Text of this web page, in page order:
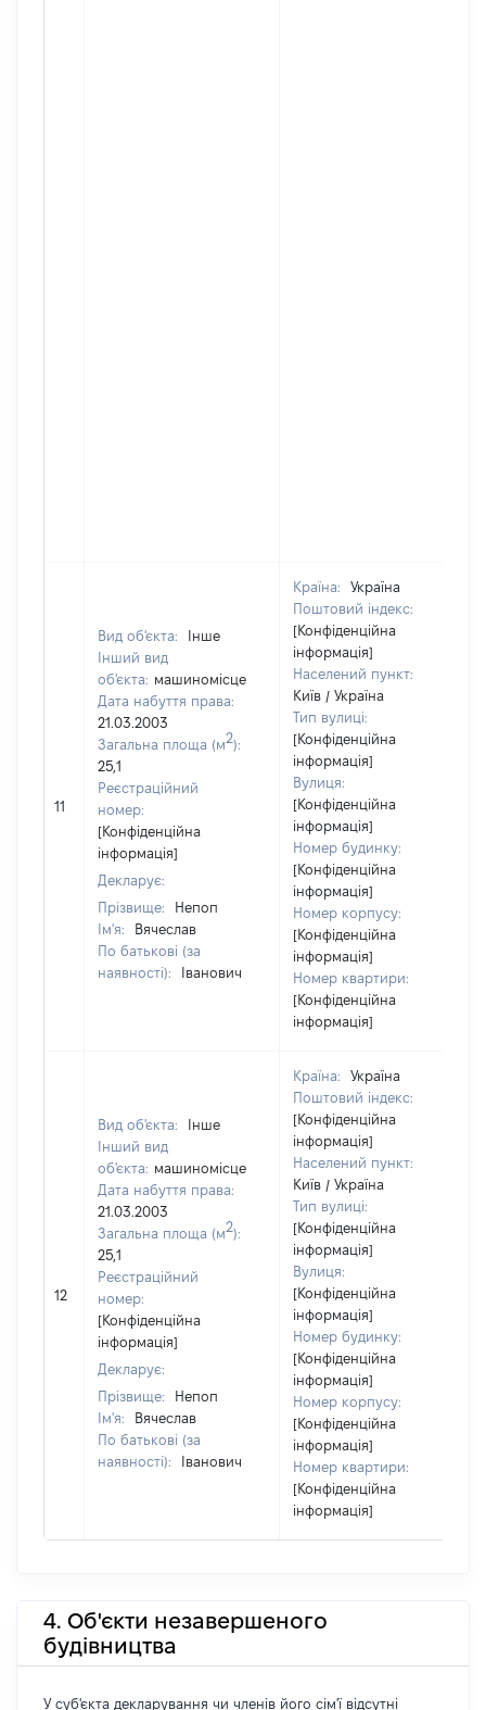
11
Вид об'єкта:
Інше
Інший вид
об'єкта: машиномісце
Дата набуття права:
21.03.2003
Загальна площа (м2):
25,1
Реєстраційний
номер:
[Конфіденційна
інформація]
Декларує:
Прізвище:
Непоп
Ім'я:
Вячеслав
По батькові (за
наявності):
Іванович
Країна:
Україна
Поштовий індекс:
[Конфіденційна
інформація]
Населений пункт:
Київ / Україна
Тип вулиці:
[Конфіденційна
інформація]
Вулиця:
[Конфіденційна
інформація]
Номер будинку:
[Конфіденційна
інформація]
Номер корпусу:
[Конфіденційна
інформація]
Номер квартири:
[Конфіденційна
інформація]
12
Вид об'єкта:
Інше
Інший вид
об'єкта: машиномісце
Дата набуття права:
21.03.2003
Загальна площа (м2):
25,1
Реєстраційний
номер:
[Конфіденційна
інформація]
Декларує:
Прізвище:
Непоп
Ім'я:
Вячеслав
По батькові (за
наявності):
Іванович
Країна:
Україна
Поштовий індекс:
[Конфіденційна
інформація]
Населений пункт:
Київ / Україна
Тип вулиці:
[Конфіденційна
інформація]
Вулиця:
[Конфіденційна
інформація]
Номер будинку:
[Конфіденційна
інформація]
Номер корпусу:
[Конфіденційна
інформація]
Номер квартири:
[Конфіденційна
інформація]
4. Об'єкти незавершеного
будівництва
У суб'єкта декларування чи членів його сім'ї відсутні